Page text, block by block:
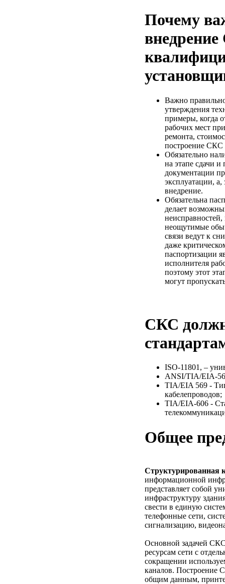
Почему
Важно
утверждения
примеры, когда
рабочих мест
ремонта,
построение СКС
Обязательно
на этапе сдачи
документации
эксплуатации, а,
внедрение.
Обязательна
делает
неощутимые
связи ведут к
даже
паспортизации
исполнителя
поэтому этот
могут
СКС
ISO-11801, –
ANSI/TIA/EIA-
TIA/EIA 569 -
кабелепроводов;
TIA/EIA-606 -
Общее
Структурированная
информационной
представляет собой
инфраструктуру
свести в единую
телефонные сети,
сигнализацию,
Основной задачей СКС
ресурсам сети с
сокращении
каналов. Построение
общим данным,